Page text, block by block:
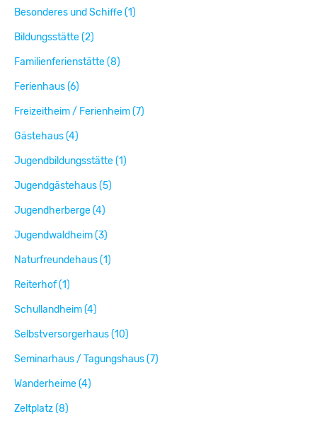
Besonderes und Schiffe (1)
Bildungsstätte (2)
Familienferienstätte (8)
Ferienhaus (6)
Freizeitheim / Ferienheim (7)
Gästehaus (4)
Jugendbildungsstätte (1)
Jugendgästehaus (5)
Jugendherberge (4)
Jugendwaldheim (3)
Naturfreundehaus (1)
Reiterhof (1)
Schullandheim (4)
Selbstversorgerhaus (10)
Seminarhaus / Tagungshaus (7)
Wanderheime (4)
Zeltplatz (8)